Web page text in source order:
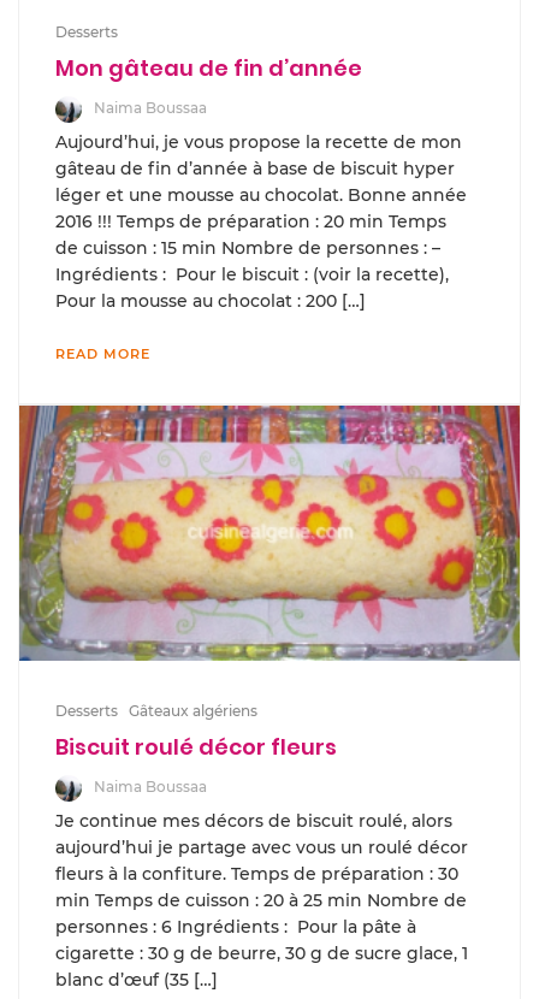
Desserts
Mon gâteau de fin d’année
Naima Boussaa
Aujourd’hui, je vous propose la recette de mon
gâteau de fin d’année à base de biscuit hyper
léger et une mousse au chocolat. Bonne année
2016 !!! Temps de préparation : 20 min Temps
de cuisson : 15 min Nombre de personnes : –
Ingrédients : Pour le biscuit : (voir la recette),
Pour la mousse au chocolat : 200 […]
READ MORE
Desserts Gâteaux algériens
Biscuit roulé décor fleurs
Naima Boussaa
Je continue mes décors de biscuit roulé, alors
aujourd’hui je partage avec vous un roulé décor
fleurs à la confiture. Temps de préparation : 30
min Temps de cuisson : 20 à 25 min Nombre de
personnes : 6 Ingrédients : Pour la pâte à
cigarette : 30 g de beurre, 30 g de sucre glace, 1
blanc d’œuf (35 […]